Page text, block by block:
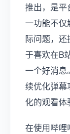
推出，是平
一功能不仅
际问题，
于喜欢在B
一个好消息
续优化弹幕
化的观看体
在使用哔哩